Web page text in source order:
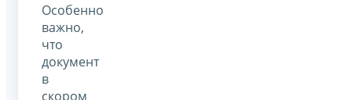
Особенно
важно,
что
документ
в
скором